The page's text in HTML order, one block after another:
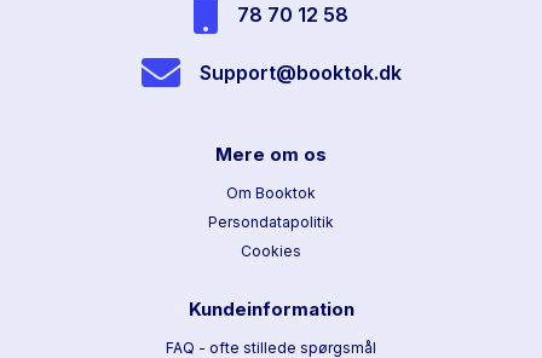
78 70 12 58
Support@booktok.dk
Mere om os
Om Booktok
Persondatapolitik
Cookies
Kundeinformation
FAQ - ofte stillede spørgsmål